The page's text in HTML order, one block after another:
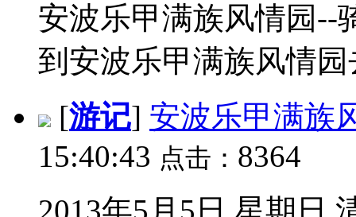
安波乐甲满族风情园--
到安波乐甲满族风情
[游记] 安波乐甲满族
15:40:43 点击： 8364